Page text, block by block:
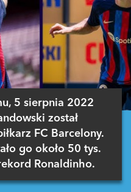
5 sierpnia 2022
został
FC Barcelony.
go około 50 tys.
Ronaldinho.